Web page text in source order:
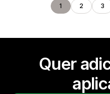
1 2 3
Quer